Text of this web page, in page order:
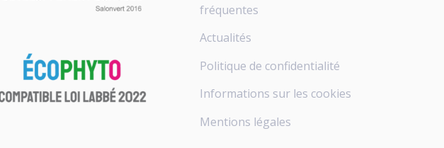
fréquentes
Actualités
Politique de confidentialité
Informations sur les cookies
Mentions légales